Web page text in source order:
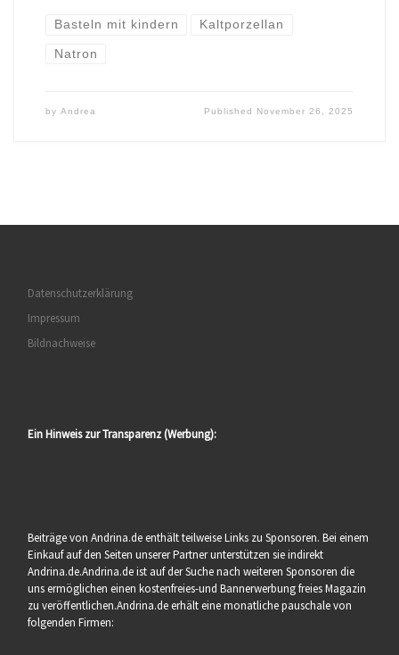
Basteln mit kindern Kaltporzellan
Natron
by Andrea Published November 26, 2025
Datenschutzerklärung
Impressum
Bildnachweise
Ein Hinweis zur Transparenz (Werbung):
Beiträge von Andrina.de enthält teilweise Links zu Sponsoren. Bei einem
Einkauf auf den Seiten unserer Partner unterstützen sie indirekt
Andrina.de.Andrina.de ist auf der Suche nach weiteren Sponsoren die
uns ermöglichen einen kostenfreies-und Bannerwerbung freies Magazin
zu veröffentlichen.Andrina.de erhält eine monatliche pauschale von
folgenden Firmen: